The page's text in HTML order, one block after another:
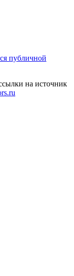
публичной
на источник